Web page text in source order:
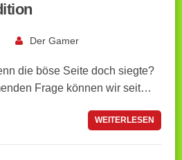
Der Gamer
die böse Seite doch siegte?
Frage können wir seit…
WEITERLESEN